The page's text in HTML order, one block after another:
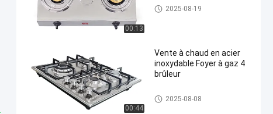
00:13
Cuisinière à gaz en verre trem
pé
2025-08-19
00:44
Vente à chaud en acier
inoxydable Foyer à gaz 4
brûleur
Cuisinière à gaz en verre trem
pé
2025-08-08